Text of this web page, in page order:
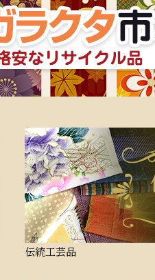
伝統工芸品